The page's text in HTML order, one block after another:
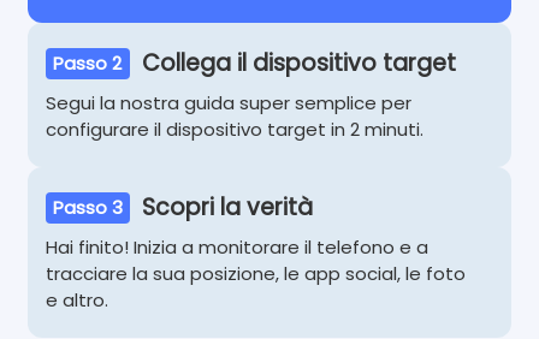
Passo 2 Collega il dispositivo target
Segui la nostra guida super semplice per
configurare il dispositivo target in 2 minuti.
Passo 3 Scopri la verità
Hai finito! Inizia a monitorare il telefono e a
tracciare la sua posizione, le app social, le foto
e altro.